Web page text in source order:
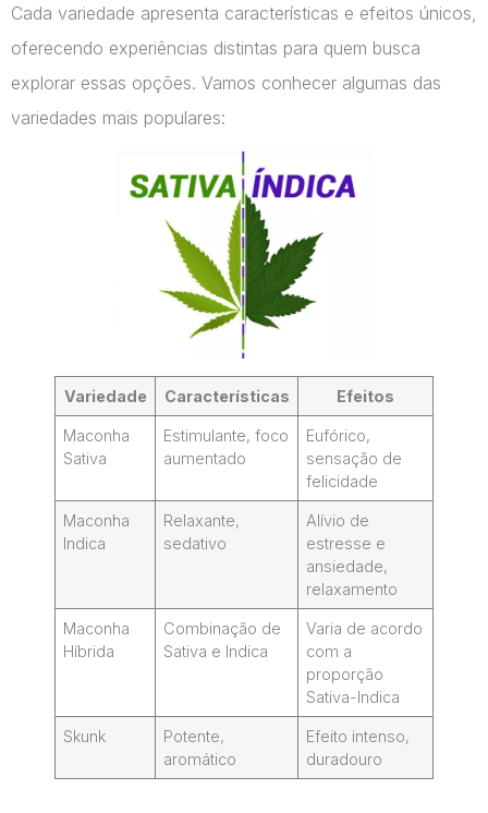
Cada variedade apresenta características e efeitos únicos,
oferecendo experiências distintas para quem busca
explorar essas opções. Vamos conhecer algumas das
variedades mais populares:
Variedade Características Efeitos
Maconha
Sativa
Estimulante, foco
aumentado
Eufórico,
sensação de
felicidade
Maconha
Indica
Relaxante,
sedativo
Alívio de
estresse e
ansiedade,
relaxamento
Maconha
Híbrida
Combinação de
Sativa e Indica
Varia de acordo
com a
proporção
Sativa-Indica
Skunk
Potente,
aromático
Efeito intenso,
duradouro